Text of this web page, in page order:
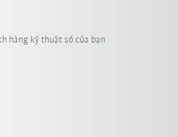
hàng kỹ thuật số của bạn